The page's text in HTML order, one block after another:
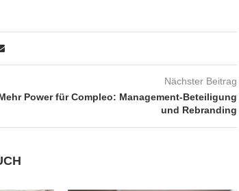
Nächster Beitrag
Power für Compleo: Management-Beteiligung
und Rebranding